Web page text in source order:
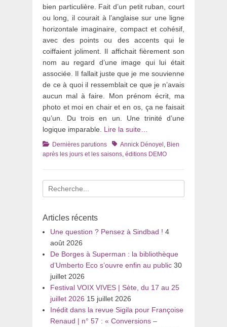
bien particulière. Fait d’un petit ruban, court
ou long, il courait à l’anglaise sur une ligne
horizontale imaginaire, compact et cohésif,
avec des points ou des accents qui le
coiffaient joliment. Il affichait fièrement son
nom au regard d’une image qui lui était
associée. Il fallait juste que je me souvienne
de ce à quoi il ressemblait ce que je n’avais
aucun mal à faire. Mon prénom écrit, ma
photo et moi en chair et en os, ça ne faisait
qu’un. Du trois en un. Une trinité d’une
logique imparable. Lire la suite…
Catégories
Dernières parutions TagsAnnick Dénoyel Bien
après les jours et les saisons éditions DEMO
Recherche
pour
Articles récents
Une question ? Pensez à Sindbad ! 4
août 2026
De Borges à Superman : la bibliothèque
d’Umberto Eco s’ouvre enfin au public 30
juillet 2026
Festival VOIX VIVES | Sète, du 17 au 25
juillet 2026 15 juillet 2026
Inédit dans la revue Sigila pour Françoise
Renaud | n° 57 : « Conversions –